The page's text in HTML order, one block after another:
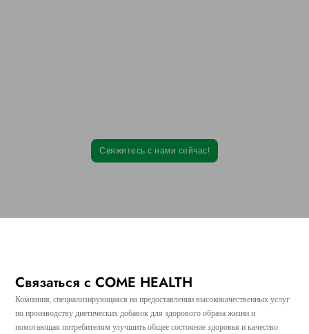
Свяжитесь с нами сейчас!
Связаться с COME HEALTH
Компания, специализирующаяся на предоставлении высококачественных услуг
по производству диетических добавок для здорового образа жизни и
помогающая потребителям улучшить общее состояние здоровья и качество